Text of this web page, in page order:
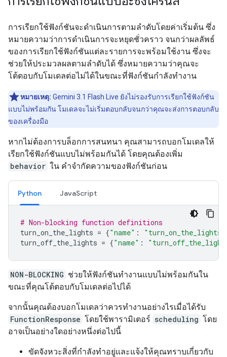
การเรียกใช้ฟังก์ชันจะดำเนินการตามลำดับโดยค่าเริ่มต้น ซึ่ง
หมายความว่าการดำเนินการจะหยุดชั่วคราว จนกว่าผลลัพธ์
ของการเรียกใช้ฟังก์ชันแต่ละรายการจะพร้อมใช้งาน ซึ่งจะ
ช่วยให้ประมวลผลตามลำดับได้ ซึ่งหมายความว่าคุณจะ
โต้ตอบกับโมเดลต่อไม่ได้ในขณะที่ฟังก์ชันกำลังทำงาน
หมายเหตุ: Gemini 3.1 Flash Live ยังไม่รองรับการเรียกใช้ฟังก์ชัน
แบบไม่พร้อมกัน โมเดลจะไม่เริ่มตอบกลับจนกว่าคุณจะส่งการตอบกลับ
ของเครื่องมือ
หากไม่ต้องการบล็อกการสนทนา คุณสามารถบอกโมเดลให้
เรียกใช้ฟังก์ชันแบบไม่พร้อมกันได้ โดยคุณต้องเพิ่ม
behavior ใน คำจำกัดความของฟังก์ชันก่อน
Python JavaScript
# Non-blocking function definitions
turn_on_the_lights = {"name" : "turn_on_the_lights"
turn_off_the_lights = {"name" :
NON-BLOCKING ช่วยให้ฟังก์ชันทำงานแบบไม่พร้อมกันใน
ขณะที่คุณโต้ตอบกับโมเดลต่อไปได้
จากนั้นคุณต้องบอกโมเดลว่าควรทำงานอย่างไรเมื่อได้รับ
FunctionResponse โดยใช้พารามิเตอร์ scheduling โดย
อาจเป็นอย่างใดอย่างหนึ่งต่อไปนี้
ขัดจังหวะสิ่งที่กำลังทำอยู่และแจ้งให้คุณทราบเกี่ยวกับ